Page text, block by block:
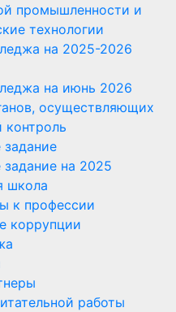
промышленности и
технологии
на 2025-2026
на июнь 2026
осуществляющих
контроль
задание
задание на 2025
школа
к профессии
коррупции
работы